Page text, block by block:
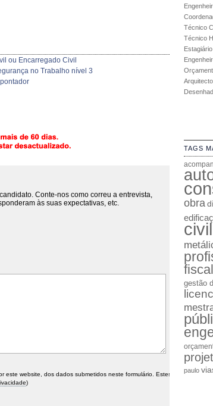
ou Encarregado Civil
no Trabalho nível 3
Conte-nos como correu a entrevista,
às suas expectativas, etc.
website, dos dados submetidos neste formulário. Estes
)
Técnico
Técnico
Estagiário
Arquitecto
TAGS
obra
civil
gestão
paulo